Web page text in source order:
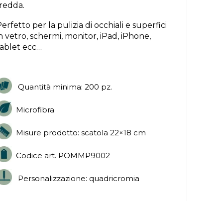
per la pulizia di occhiali e superfici
vetro, schermi, monitor, iPad, iPhone,
ecc…
Quantità minima: 200 pz.
Microfibra
Misure prodotto: scatola 22×18 cm
Codice art. POMMP9002
Personalizzazione: quadricromia